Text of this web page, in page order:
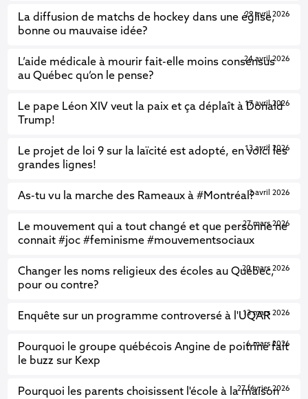
La diffusion de matchs de hockey dans une église,
bonne ou mauvaise idée?
29 avril 2026
L’aide médicale à mourir fait-elle moins consensus
au Québec qu’on le pense?
24 avril 2026
Le pape Léon XIV veut la paix et ça déplaît à Donald
Trump!
17 avril 2026
Le projet de loi 9 sur la laïcité est adopté, en voici les
grandes lignes!
13 avril 2026
As-tu vu la marche des Rameaux à #Montréal?2 avril 2026
Le mouvement qui a tout changé et que personne ne
connait #joc #feminisme #mouvementsociaux
27 mars 2026
Changer les noms religieux des écoles au Québec,
pour ou contre?
20 mars 2026
Enquête sur un programme controversé à l'UQAR
13 mars 2026
Pourquoi le groupe québécois Angine de poitrine fait
le buzz sur Kexp
6 mars 2026
Pourquoi les parents choisissent l'école à la maison
27 février 2026